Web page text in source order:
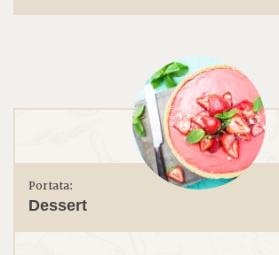
Portata:
Dessert